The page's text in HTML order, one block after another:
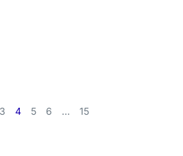
3 4 5 6 … 15